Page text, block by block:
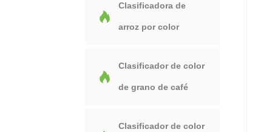
Clasificadora de
arroz por color
Clasificador de color
de grano de café
Clasificador de color